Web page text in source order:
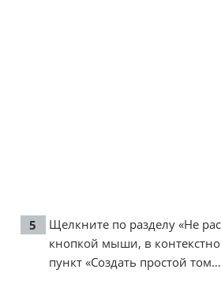
Щелкните по разделу «Не
кнопкой мыши, в
пункт «Создать простой